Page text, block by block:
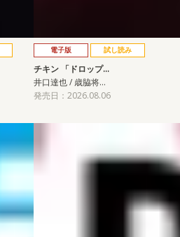
電子版 試し読み
チキン 「ドロップ…
井口達也 / 歳脇将…
発売日：2026.08.06